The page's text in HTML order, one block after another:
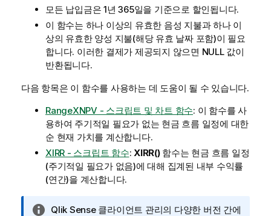
모든 납입금은 1년 365일을 기준으로 할인됩니다.
이 함수는 하나 이상의 유효한 음성 지불과 하나 이
상의 유효한 양성 지불(해당 유효 날짜 포함)이 필요
합니다. 이러한 결제가 제공되지 않으면 NULL값이
반환됩니다.
다음 항목은 이 함수를 사용하는 데 도움이 될 수 있습니다.
RangeXNPV - 스크립트 및 차트 함수: 이 함수를 사
용하여 주기적일 필요가 없는 현금 흐름 일정에 대한
순 현재 가치를 계산합니다.
XIRR - 스크립트 함수: XIRR()함수는 현금 흐름 일정
(주기적일 필요가 없음)에 대해 집계된 내부 수익률
(연간)을 계산합니다.
정
Qlik Sense 클라이언트 관리의 다양한 버전 간에